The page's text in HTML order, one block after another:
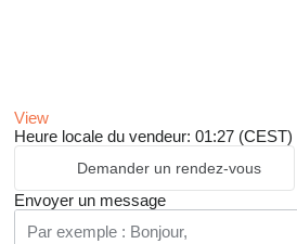
View
Heure locale du vendeur: 01:27 (CEST)
Demander un rendez-vous
Envoyer un message